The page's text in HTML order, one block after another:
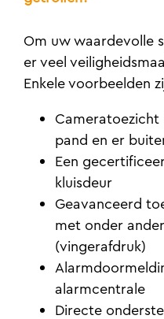
Om uw waardevolle
er veel
Enkele voorbeelden
Cameratoezicht
pand en er
Een
kluisdeur
Geavanceerd
met onder
(vingerafdruk)
alarmcentrale
Directe